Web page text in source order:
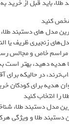
باید قبل از خرید
کنید
مدل های دستبند
زنجیری ظریف
خاص و مجالس
دهید، بهتر است
در حالیکه
هدیه برای کودکان
را انتخاب کنید
مدل دستبند طلا،
دستبند طلا و ویژگی